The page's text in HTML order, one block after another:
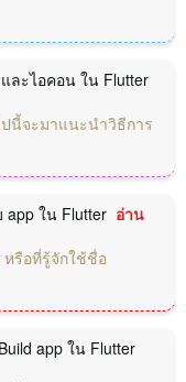
ละไอคอน ใน Flutter
นี้จะมาแนะนำวิธีการ
app ใน Flutter อ่าน
หรือที่รู้จักใช้ชื่อ
app ใน Flutter